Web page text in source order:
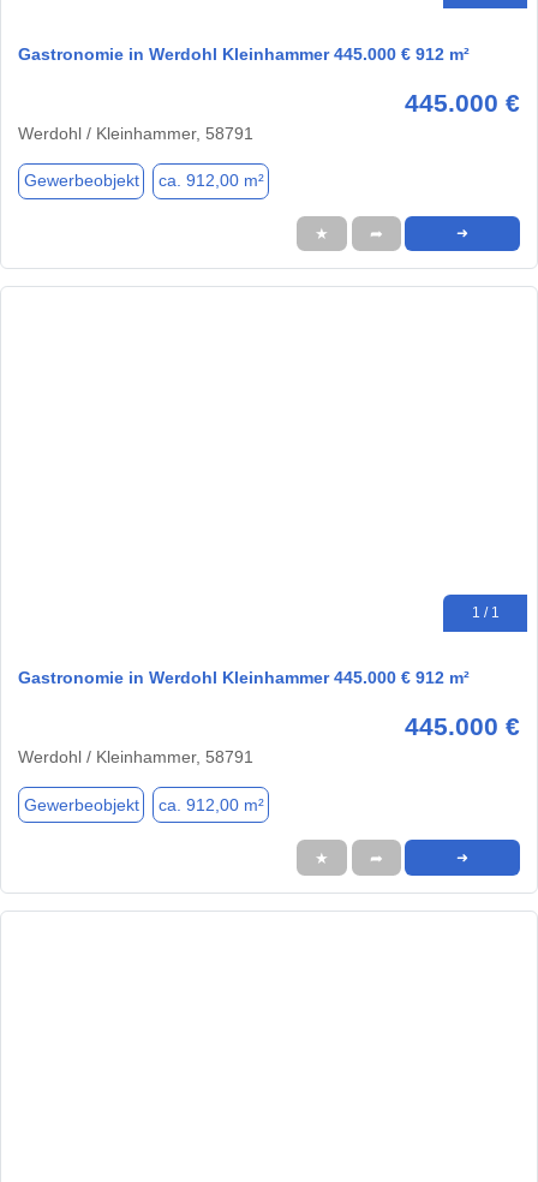
Gastronomie in Werdohl Kleinhammer 445.000 € 912 m²
445.000 €
Werdohl / Kleinhammer, 58791
Gewerbeobjekt ca. 912,00 m²
★ ➦ ➜
1 / 1
Gastronomie in Werdohl Kleinhammer 445.000 € 912 m²
445.000 €
Werdohl / Kleinhammer, 58791
Gewerbeobjekt ca. 912,00 m²
★ ➦ ➜